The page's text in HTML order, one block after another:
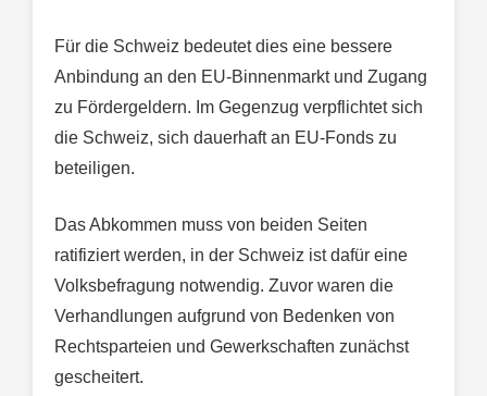
Für die Schweiz bedeutet dies eine bessere
Anbindung an den EU-Binnenmarkt und Zugang
zu Fördergeldern. Im Gegenzug verpflichtet sich
die Schweiz, sich dauerhaft an EU-Fonds zu
beteiligen.
Das Abkommen muss von beiden Seiten
ratifiziert werden, in der Schweiz ist dafür eine
Volksbefragung notwendig. Zuvor waren die
Verhandlungen aufgrund von Bedenken von
Rechtsparteien und Gewerkschaften zunächst
gescheitert.